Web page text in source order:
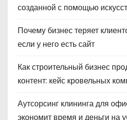
созданной с помощью
Почему бизнес теряет
если у него есть сайт
Как строительный бизнес
контент: кейс кровельных
Аутсорсинг клининга для
экономит время и деньги на